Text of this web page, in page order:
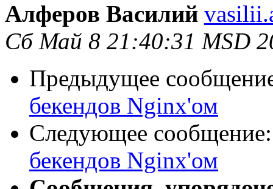
Алферов Василий
Сб Май 8 21:40:31 MSD
Предыдущее
бекендов Nginx'ом
Следующее
бекендов Nginx'ом